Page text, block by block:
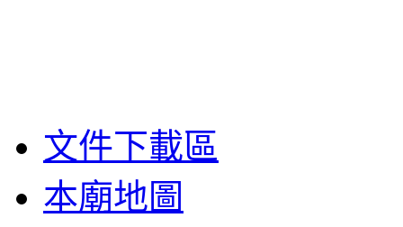
文件下載區
本廟地圖